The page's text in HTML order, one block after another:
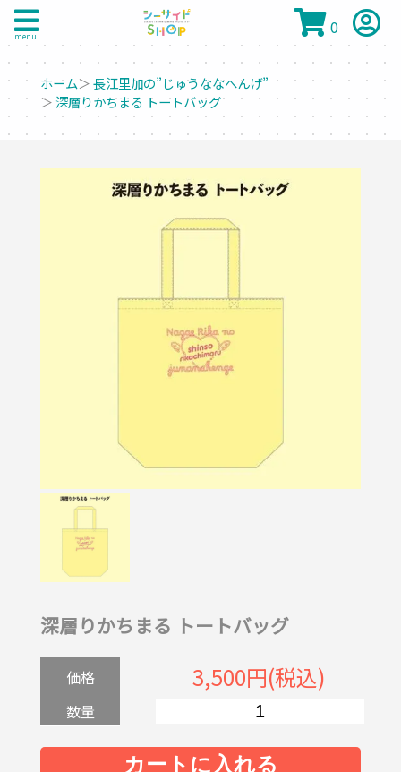
menu 0
ホーム＞長江里加の”じゅうななへんげ”
＞深層りかちまる トートバッグ
深層りかちまる トートバッグ
価格 3,500円(税込)
数量